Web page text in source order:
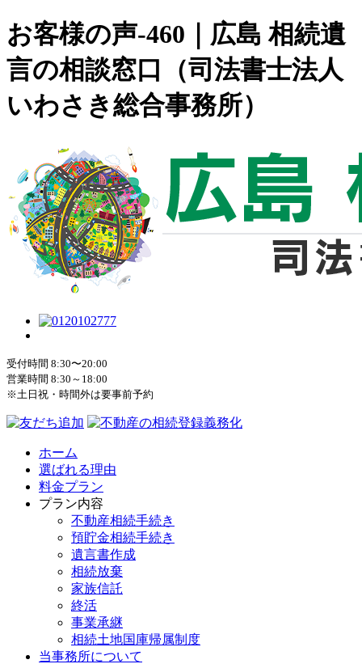
お客様の声-460｜広島 相続遺
言の相談窓口（司法書士法人
いわさき総合事務所）
受付時間 8:30〜20:00
営業時間 8:30～18:00
※土日祝・時間外は要事前予約
ホーム
選ばれる理由
料金プラン
プラン内容
不動産相続手続き
預貯金相続手続き
遺言書作成
相続放棄
家族信託
終活
事業承継
相続土地国庫帰属制度
当事務所について